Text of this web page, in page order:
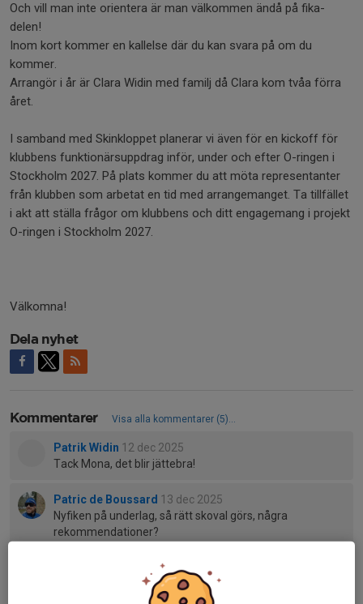
Och vill man inte orientera är man välkommen ändå på fika-
delen!
Inom kort kommer en kallelse där du kan svara på om du
kommer.
Arrangör i år är Clara Widin med familj då Clara kom tvåa förra
året.
I samband med Skinkloppet planerar vi även för en kickoff för
klubbens funktionärsuppdrag inför, under och efter O-ringen i
Stockholm 2027. På plats kommer du att möta representanter
från klubben som arbetat en tid med arrangemanget. Ta tillfället
i akt att ställa frågor om klubbens och ditt engagemang i projekt
O-ringen i Stockholm 2027.
Välkomna!
Dela nyhet
Kommentarer Visa alla kommentarer (5)...
Patrik Widin 12 dec 2025
Tack Mona, det blir jättebra!
Patric de Boussard 13 dec 2025
Nyfiken på underlag, så rätt skoval görs, några
rekommendationer?
13 dec 2025
Skor för skog rekommenderas